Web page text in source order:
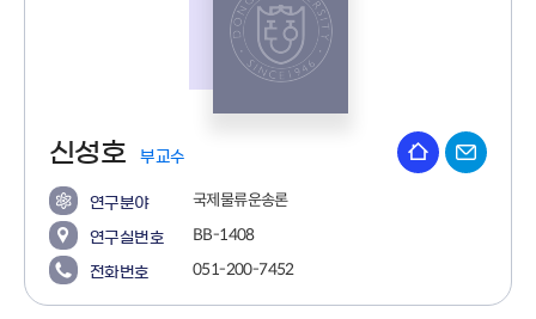
신성호 부교수
연구분야 국제물류운송론
연구실번호 BB-1408
전화번호 051-200-7452